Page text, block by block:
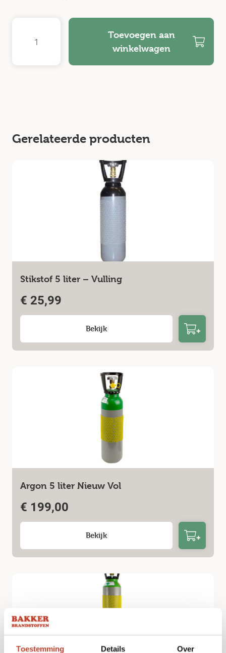
Toestemming Details Over
Toevoegen aan
winkelwagen
Gerelateerde producten
Stikstof 5 liter – Vulling
€ 25,99
Bekijk
Argon 5 liter Nieuw Vol
€ 199,00
Bekijk